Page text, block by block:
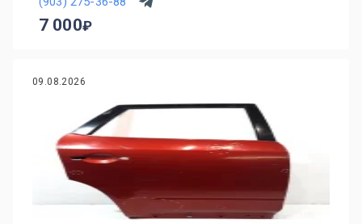
7 000
09.08.2026